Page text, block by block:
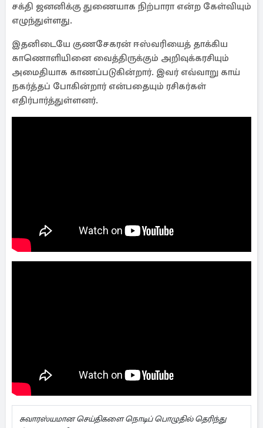
சக்தி ஜனனிக்கு துணையாக நிற்பாரா என்ற கேள்வியும்
எழுந்துள்ளது.
இதனிடையே குணசேகரன் ஈஸ்வரியைத் தாக்கிய
காணொளியினை வைத்திருக்கும் அறிவுக்கரசியும்
அமைதியாக காணப்படுகின்றார். இவர் எவ்வாறு காய்
நகர்த்தப் போகின்றார் என்பதையும் ரசிகர்கள்
எதிர்பார்த்துள்ளனர்.
சுவாரஸ்யமான செய்திகளை நொடிப் பொழுதில் தெரிந்து